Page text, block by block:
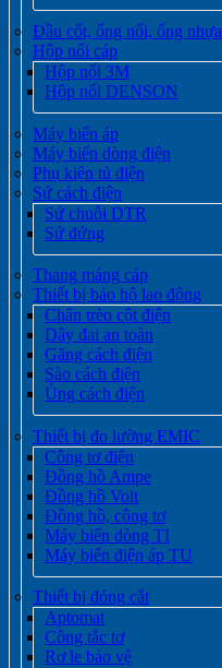
Đầu cốt, ống nối, ống nhựa
Hộp nối cáp
Hộp nối 3M
Hộp nối DENSON
Máy biến áp
Máy biến dòng điện
Phụ kiện tủ điện
Sứ cách điện
Sứ chuỗi DTR
Sứ đứng
Thang máng cáp
Thiết bị bảo hộ lao động
Chân trèo cột điện
Dây đai an toàn
Găng cách điện
Sào cách điện
Ủng cách điện
Thiết bị đo lường EMIC
Công tơ điện
Đồng hồ Ampe
Đồng hồ Volt
Đồng hồ, công tơ
Máy biến dòng TI
Máy biến điện áp TU
Thiết bị đóng cắt
Aptomat
Công tắc tơ
Rơ le bảo vệ